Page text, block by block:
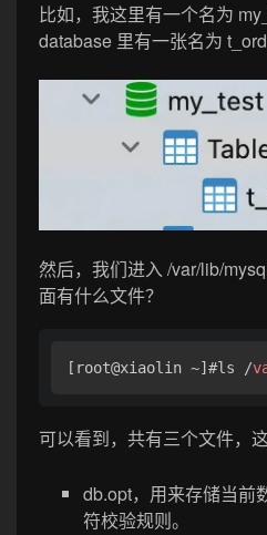
比如，我这里有一个名为
database 里有一张名为
然后，我们进入 /var/lib/
面有什么文件？
[root@xiaolin ~]#ls /
可以看到，共有三个文件，
db.opt，用来存储当前
符校验规则。